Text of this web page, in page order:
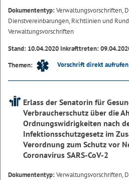
Dokumententyp:Verwaltungsvorschriften,
Dienstvereinbarungen, Richtlinien und
Verwaltungsvorschriften
Stand: 10.04.2020 Inkrafttreten:
Themen:
Vorschrift direkt aufrufen
Erlass der Senatorin für
Verbraucherschutz über die
Ordnungswidrigkeiten nach
Infektionsschutzgesetz im
Verordnung zum Schutz vor
Coronavirus SARS-CoV-2
Dokumententyp:Verwaltungsvorschriften,